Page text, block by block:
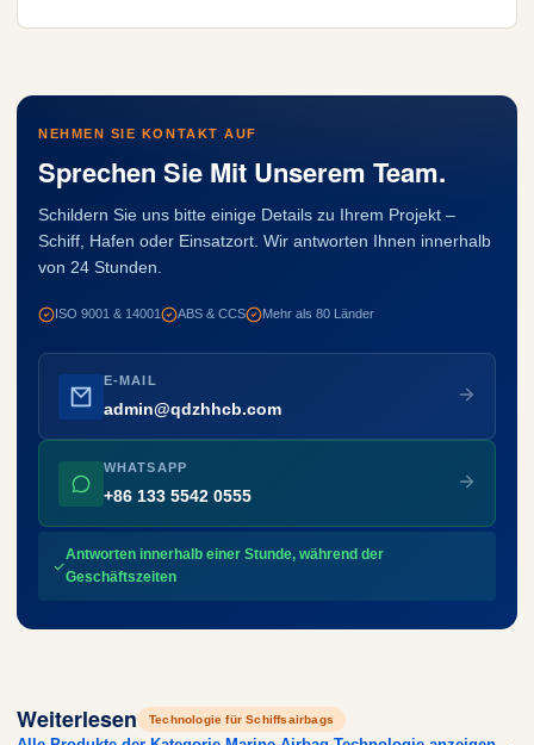
NEHMEN SIE KONTAKT AUF
Sprechen Sie Mit Unserem Team.
Schildern Sie uns bitte einige Details zu Ihrem Projekt –
Schiff, Hafen oder Einsatzort. Wir antworten Ihnen innerhalb
von 24 Stunden.
ISO 9001 & 14001 ABS & CCS Mehr als 80 Länder
E-MAIL
admin@qdzhhcb.com
WHATSAPP
+86 133 5542 0555
Antworten innerhalb einer Stunde, während der
Geschäftszeiten
Weiterlesen Technologie für Schiffsairbags